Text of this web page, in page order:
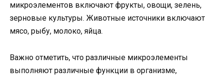
микроэлементов включают фрукты, овощи, зелень,
зерновые культуры. Животные источники включают
мясо, рыбу, молоко, яйца.
Важно отметить, что различные микроэлементы
выполняют различные функции в организме,